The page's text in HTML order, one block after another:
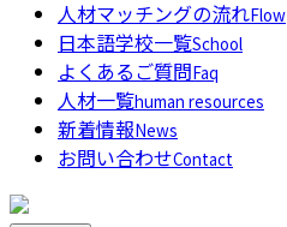
人材マッチングの流れFlow
日本語学校一覧School
よくあるご質問Faq
人材一覧human resources
新着情報News
お問い合わせContact